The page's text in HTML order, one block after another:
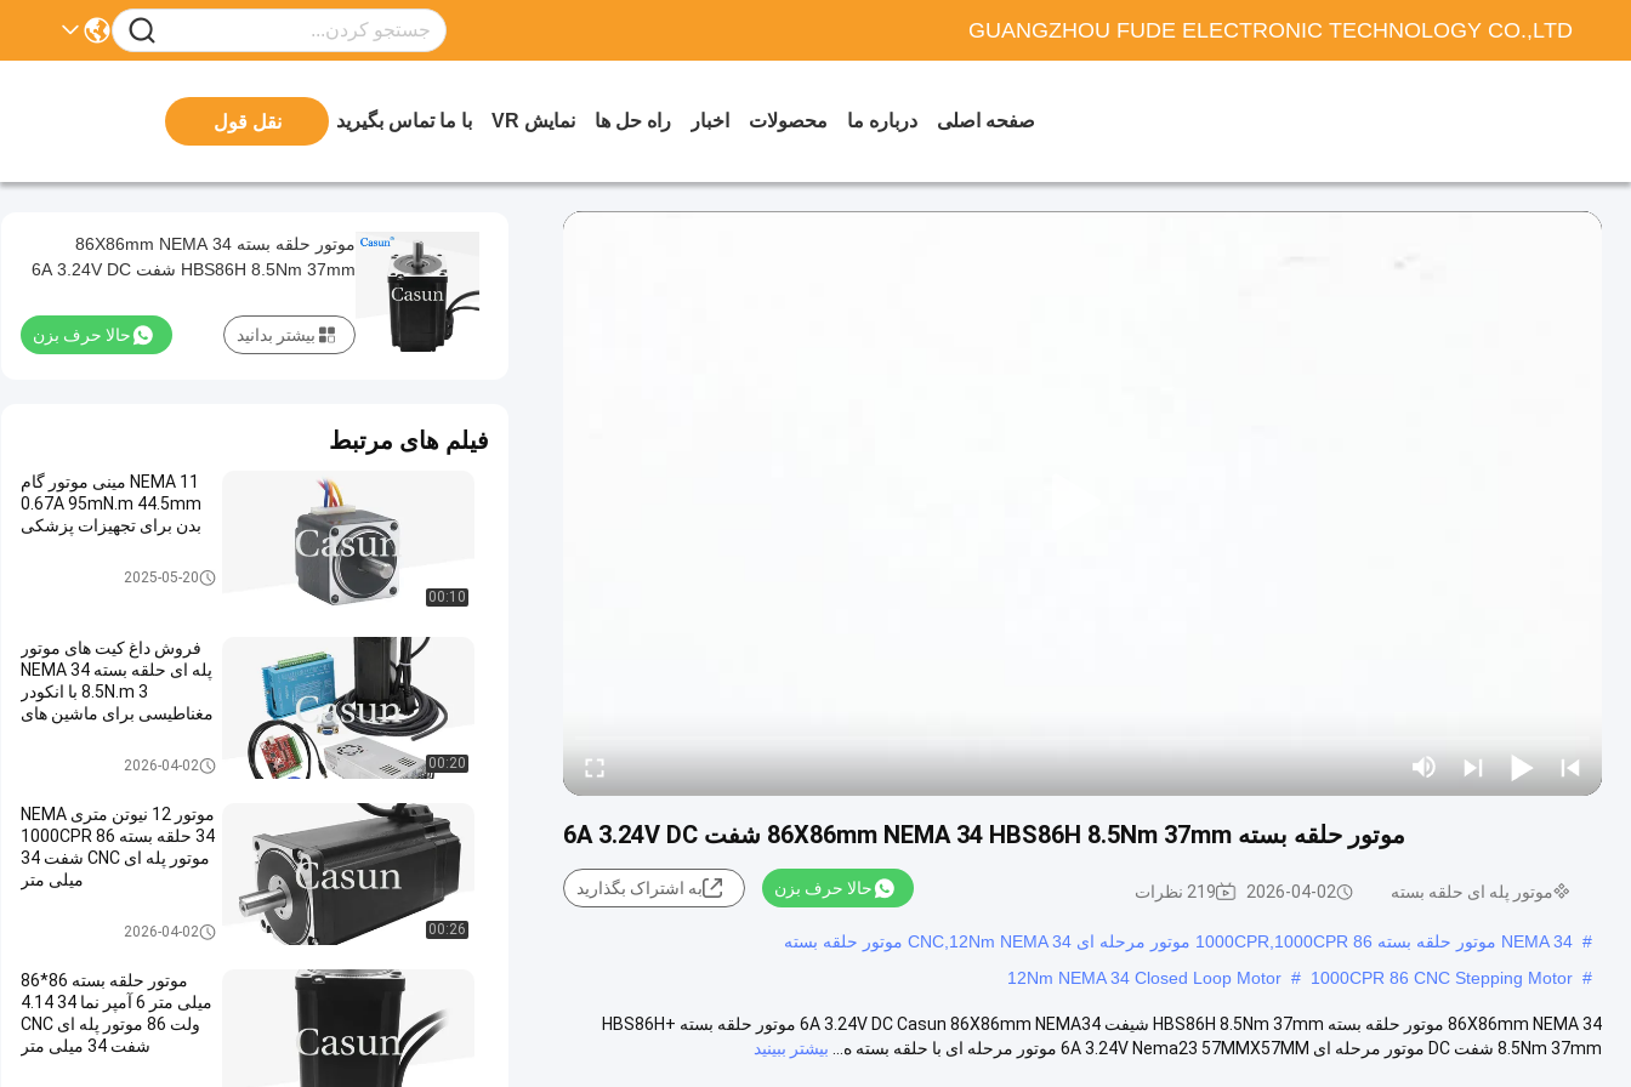
GUANGZHOU FUDE ELECTRONIC TECHNOLOGY CO.,LTD
صفحه اصلی درباره ما محصولات اخبار راه حل ها نمایش VR با ما تماس بگیرید نقل قول
موتور حلقه بسته 86X86mm NEMA 34 HBS86H 8.5Nm 37mm شفت 6A 3.24V DC
موتور پله ای حلقه بسته 2026-04-02 219 نظرات حالا حرف بزن به اشتراک بگذارید
# NEMA 34 موتور حلقه بسته 1000CPR,1000CPR 86 موتور مرحله ای CNC,12Nm NEMA 34 موتور حلقه بسته
#
1000CPR 86 CNC Stepping Motor
#
12Nm NEMA 34 Closed Loop Motor
86X86mm NEMA 34 موتور حلقه بسته HBS86H 8.5Nm 37mm شیفت 6A 3.24V DC Casun 86X86mm NEMA34 موتور حلقه بسته +HBS86H
8.5Nm 37mm شفت DC موتور مرحله ای 6A 3.24V Nema23 57MMX57MM موتور مرحله ای با حلقه بسته ه...
بیشتر ببینید
موتور حلقه بسته 86X86mm NEMA 34
HBS86H 8.5Nm 37mm شفت 6A 3.24V DC
حالا حرف بزن بیشتر بدانید
فیلم های مرتبط
00:10
NEMA 11 مینی موتور گام
0.67A 95mN.m 44.5mm
بدن برای تجهیزات پزشکی
موتور پله ای nema 112025-05-20
00:20
فروش داغ کیت های موتور
پله ای حلقه بسته NEMA 34
8.5N.m 3 با انکودر
مغناطیسی برای ماشین های
موتور حلقه بسته NEMA 34
2026-04-02
00:26
موتور 12 نیوتن متری NEMA
34 حلقه بسته 1000CPR 86
موتور پله ای CNC شفت 34
میلی متر
موتور حلقه بسته NEMA 34
2026-04-02
موتور حلقه بسته 86*86
میلی متر 6 آمپر نما 34 4.14
ولت 86 موتور پله ای CNC
شفت 34 میلی متر